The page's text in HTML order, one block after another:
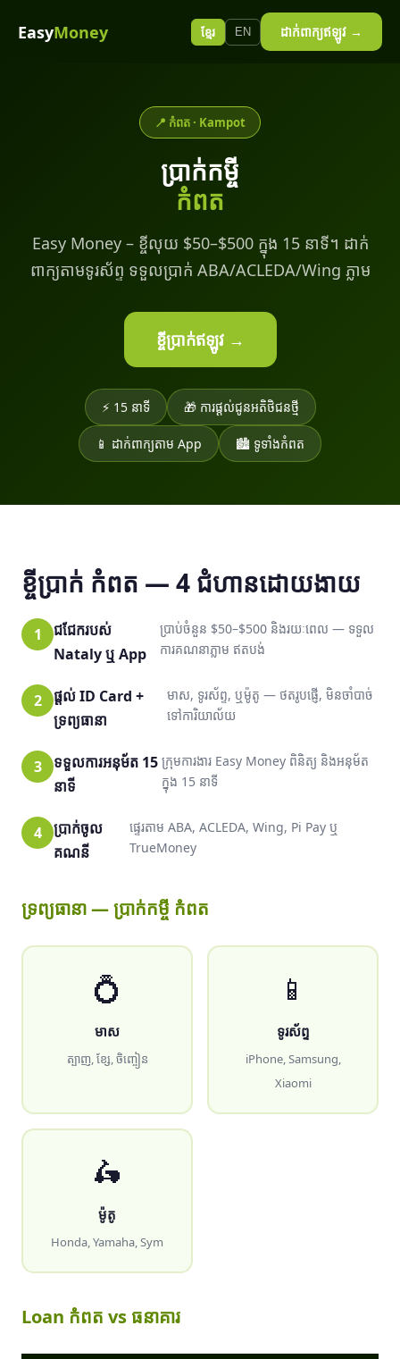
EasyMoney ខ្មែរ EN ដាក់ពាក្យឥឡូវ →
📍 កំពត · Kampot
ប្រាក់កម្ចី
កំពត
Easy Money – ខ្ចីលុយ $50–$500 ក្នុង 15 នាទី។ ដាក់
ពាក្យតាមទូរស័ព្ទ ទទួលប្រាក់ ABA/ACLEDA/Wing ភ្លាម
ខ្ចីប្រាក់ឥឡូវ →
⚡ 15 នាទី 🎁 ការផ្ដល់ជូនអតិថិជនថ្មី
📱 ដាក់ពាក្យតាម App 🏙️ ទូទាំងកំពត
ខ្ចីប្រាក់ កំពត — 4 ជំហានដោយងាយ
ជជែករបស់
Nataly ឬ App
ប្រាប់ចំនួន $50–$500 និងរយៈពេល — ទទួល
ការគណនាភ្លាម ឥតបង់
ផ្ដល់ ID Card +
ទ្រព្យធានា
មាស, ទូរស័ព្ទ, ឬម៉ូតូ — ថតរូបផ្ញើ, មិនចាំបាច់
ទៅការិយាល័យ
ទទួលការអនុម័ត 15
នាទី
ក្រុមការងារ Easy Money ពិនិត្យ និងអនុម័ត
ក្នុង 15 នាទី
ប្រាក់ចូល
គណនី
ផ្ទេរតាម ABA, ACLEDA, Wing, Pi Pay ឬ
TrueMoney
ទ្រព្យធានា — ប្រាក់កម្ចី កំពត
💍
មាស
ត្បាញ, ខ្សែ, ចិញ្ចៀន
📱
ទូរស័ព្ទ
iPhone, Samsung,
Xiaomi
🛵
ម៉ូតូ
Honda, Yamaha, Sym
Loan កំពត vs ធនាគារ